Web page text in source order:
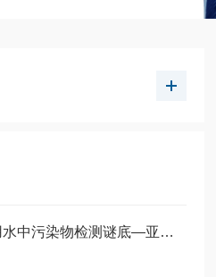
看不见的威胁：解码饮用水中污染物检测谜底—亚硝胺